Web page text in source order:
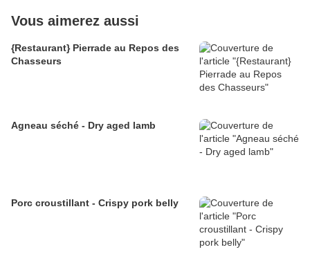
Vous aimerez aussi
{Restaurant} Pierrade au Repos des
Chasseurs
Agneau séché - Dry aged lamb
Porc croustillant - Crispy pork belly